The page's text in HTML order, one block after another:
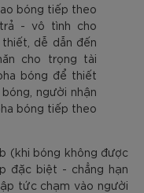
bóng tiếp theo
- vô tình cho
dễ dẫn đến
cho trọng tài
bóng để thiết
người nhận
bóng tiếp theo
(khi bóng không được
đặc biệt - chẳng hạn
tức chạm vào người